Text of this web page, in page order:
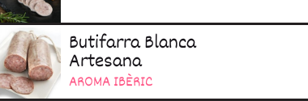
Butifarra Blanca
Artesana
AROMA IBÈRIC